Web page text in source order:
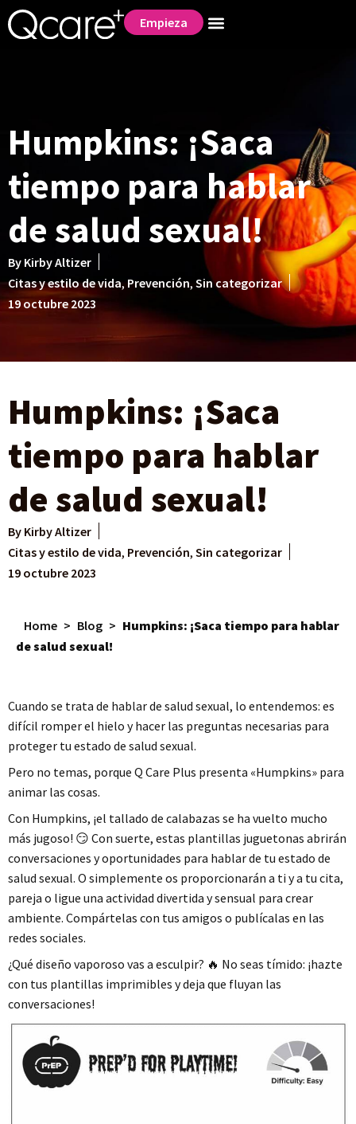
Empieza
Humpkins: ¡Saca
tiempo para hablar
de salud sexual!
By Kirby Altizer
Citas y estilo de vida, Prevención, Sin categorizar
19 octubre 2023
Humpkins: ¡Saca
tiempo para hablar
de salud sexual!
By Kirby Altizer
Citas y estilo de vida, Prevención, Sin categorizar
19 octubre 2023
Home > Blog > Humpkins: ¡Saca tiempo para hablar
de salud sexual!
Cuando se trata de hablar de salud sexual, lo entendemos: es
difícil romper el hielo y hacer las preguntas necesarias para
proteger tu estado de salud sexual.
Pero no temas, porque Q Care Plus presenta «Humpkins» para
animar las cosas.
Con Humpkins, ¡el tallado de calabazas se ha vuelto mucho
más jugoso! 😏 Con suerte, estas plantillas juguetonas abrirán
conversaciones y oportunidades para hablar de tu estado de
salud sexual. O simplemente os proporcionarán a ti y a tu cita,
pareja o ligue una actividad divertida y sensual para crear
ambiente. Compártelas con tus amigos o publícalas en las
redes sociales.
¿Qué diseño vaporoso vas a esculpir? 🔥 No seas tímido: ¡hazte
con tus plantillas imprimibles y deja que fluyan las
conversaciones!